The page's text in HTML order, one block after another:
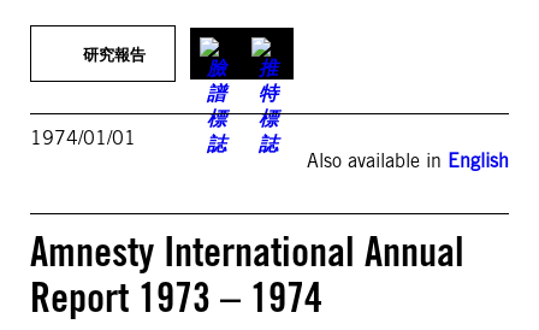
研究報告
1974/01/01
Also available in English
Amnesty International Annual
Report 1973 – 1974